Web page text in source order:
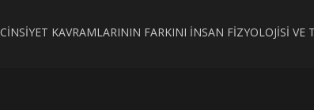
KAVRAMLARININ FARKINI İNSAN FİZYOLOJİSİ VE